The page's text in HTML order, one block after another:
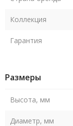
Коллекция
Гарантия
Размеры
Высота, мм
Диаметр, мм